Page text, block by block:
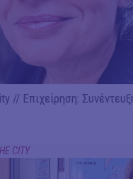
// Επιχείρηση:
CITY